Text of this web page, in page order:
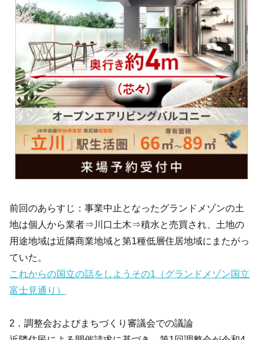
前回のあらすじ：事業中止となったグランドメゾンの土
地は個人から業者⇒川口土木⇒積水と売買され、土地の
用途地域は近隣商業地域と第1種低層住居地域にまたがっ
ていた。
これからの国立の話をしようその1（グランドメゾン国立
富士見通り）
2．調整会およびまちづくり審議会での議論